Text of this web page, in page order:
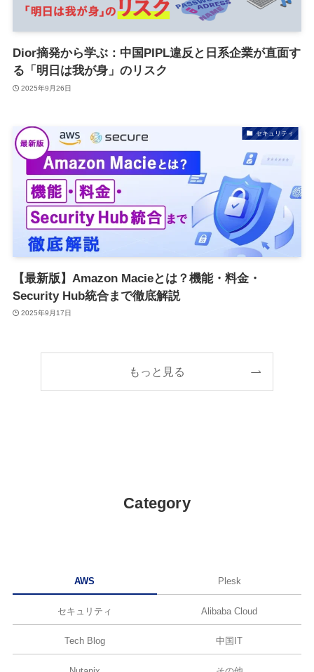
Dior摘発から学ぶ：中国PIPL違反と日系企業が直面す
る「明日は我が身」のリスク
2025年9月26日
セキュリティ
【最新版】Amazon Macieとは？機能・料金・
Security Hub統合まで徹底解説
2025年9月17日
もっと見る
Category
AWS Plesk
セキュリティ Alibaba Cloud
Tech Blog 中国IT